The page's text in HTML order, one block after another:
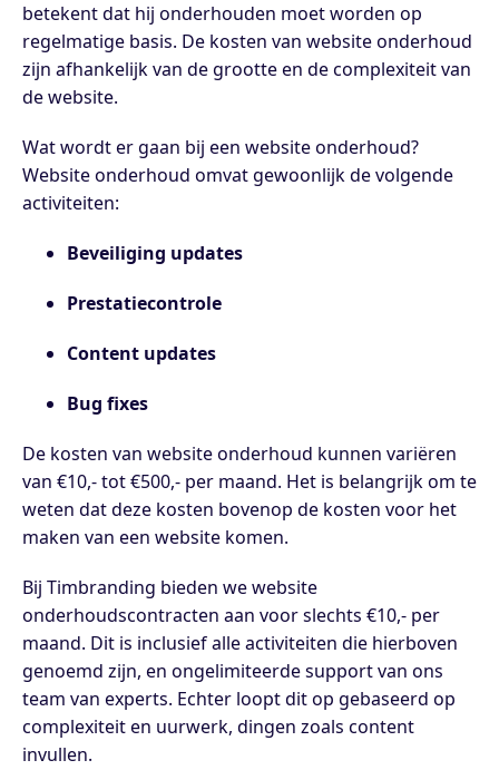
betekent dat hij onderhouden moet worden op
regelmatige basis. De kosten van website onderhoud
zijn afhankelijk van de grootte en de complexiteit van
de website.
Wat wordt er gaan bij een website onderhoud?
Website onderhoud omvat gewoonlijk de volgende
activiteiten:
Beveiliging updates
Prestatiecontrole
Content updates
Bug fixes
De kosten van website onderhoud kunnen variëren
van €10,- tot €500,- per maand. Het is belangrijk om te
weten dat deze kosten bovenop de kosten voor het
maken van een website komen.
Bij Timbranding bieden we website
onderhoudscontracten aan voor slechts €10,- per
maand. Dit is inclusief alle activiteiten die hierboven
genoemd zijn, en ongelimiteerde support van ons
team van experts. Echter loopt dit op gebaseerd op
complexiteit en uurwerk, dingen zoals content
invullen.